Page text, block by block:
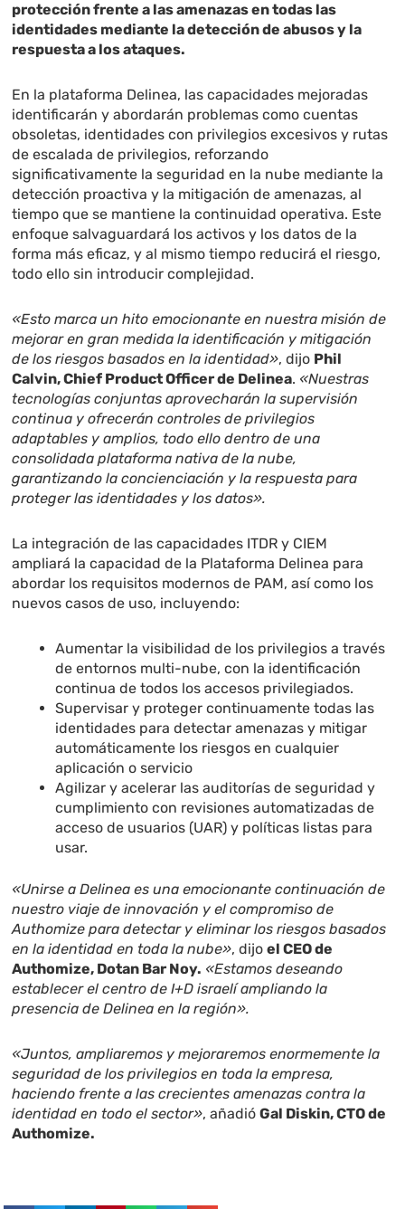
protección frente a las amenazas en todas las
identidades mediante la detección de abusos y la
respuesta a los ataques.
En la plataforma Delinea, las capacidades mejoradas
identificarán y abordarán problemas como cuentas
obsoletas, identidades con privilegios excesivos y rutas
de escalada de privilegios, reforzando
significativamente la seguridad en la nube mediante la
detección proactiva y la mitigación de amenazas, al
tiempo que se mantiene la continuidad operativa. Este
enfoque salvaguardará los activos y los datos de la
forma más eficaz, y al mismo tiempo reducirá el riesgo,
todo ello sin introducir complejidad.
«Esto marca un hito emocionante en nuestra misión de
mejorar en gran medida la identificación y mitigación
de los riesgos basados en la identidad», dijo Phil
Calvin, Chief Product Officer de Delinea. «Nuestras
tecnologías conjuntas aprovecharán la supervisión
continua y ofrecerán controles de privilegios
adaptables y amplios, todo ello dentro de una
consolidada plataforma nativa de la nube,
garantizando la concienciación y la respuesta para
proteger las identidades y los datos».
La integración de las capacidades ITDR y CIEM
ampliará la capacidad de la Plataforma Delinea para
abordar los requisitos modernos de PAM, así como los
nuevos casos de uso, incluyendo:
Aumentar la visibilidad de los privilegios a través
de entornos multi-nube, con la identificación
continua de todos los accesos privilegiados.
Supervisar y proteger continuamente todas las
identidades para detectar amenazas y mitigar
automáticamente los riesgos en cualquier
aplicación o servicio
Agilizar y acelerar las auditorías de seguridad y
cumplimiento con revisiones automatizadas de
acceso de usuarios (UAR) y políticas listas para
usar.
«Unirse a Delinea es una emocionante continuación de
nuestro viaje de innovación y el compromiso de
Authomize para detectar y eliminar los riesgos basados
en la identidad en toda la nube», dijoel CEO de
Authomize, Dotan Bar Noy. «Estamos deseando
establecer el centro de I+D israelí ampliando la
presencia de Delinea en la región».
«Juntos, ampliaremos y mejoraremos enormemente la
seguridad de los privilegios en toda la empresa,
haciendo frente a las crecientes amenazas contra la
identidad en todo el sector», añadióGal Diskin, CTO de
Authomize.